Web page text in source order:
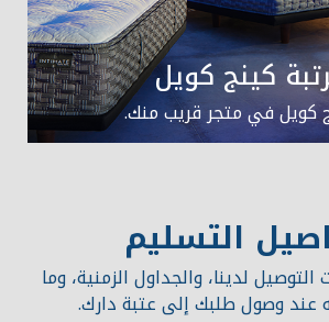
كينج كويل
كويل في متجر قريب منك.
التسليم
لدينا، والجداول الزمنية، وما
عند وصول طلبك إلى عتبة دارك.